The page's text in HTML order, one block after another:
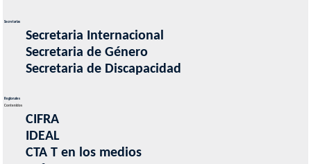
Secretarias
Secretaria Internacional
Secretaria de Género
Secretaria de Discapacidad
Regionales
Contenidos
CIFRA
IDEAL
CTA T en los medios